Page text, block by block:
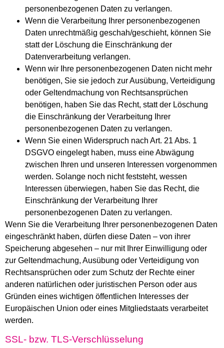
personenbezogenen Daten zu verlangen.
Wenn die Verarbeitung Ihrer personenbezogenen
Daten unrechtmäßig geschah/geschieht, können Sie
statt der Löschung die Einschränkung der
Datenverarbeitung verlangen.
Wenn wir Ihre personenbezogenen Daten nicht mehr
benötigen, Sie sie jedoch zur Ausübung, Verteidigung
oder Geltendmachung von Rechtsansprüchen
benötigen, haben Sie das Recht, statt der Löschung
die Einschränkung der Verarbeitung Ihrer
personenbezogenen Daten zu verlangen.
Wenn Sie einen Widerspruch nach Art. 21 Abs. 1
DSGVO eingelegt haben, muss eine Abwägung
zwischen Ihren und unseren Interessen vorgenommen
werden. Solange noch nicht feststeht, wessen
Interessen überwiegen, haben Sie das Recht, die
Einschränkung der Verarbeitung Ihrer
personenbezogenen Daten zu verlangen.
Wenn Sie die Verarbeitung Ihrer personenbezogenen Daten
eingeschränkt haben, dürfen diese Daten – von ihrer
Speicherung abgesehen – nur mit Ihrer Einwilligung oder
zur Geltendmachung, Ausübung oder Verteidigung von
Rechtsansprüchen oder zum Schutz der Rechte einer
anderen natürlichen oder juristischen Person oder aus
Gründen eines wichtigen öffentlichen Interesses der
Europäischen Union oder eines Mitgliedstaats verarbeitet
werden.
SSL- bzw. TLS-Verschlüsselung